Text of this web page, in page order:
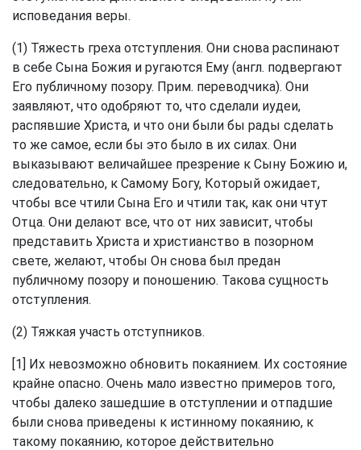
исповедания веры.
(1) Тяжесть греха отступления. Они снова распинают
в себе Сына Божия и ругаются Ему (англ. подвергают
Его публичному позору. Прим. переводчика). Они
заявляют, что одобряют то, что сделали иудеи,
распявшие Христа, и что они были бы рады сделать
то же самое, если бы это было в их силах. Они
выказывают величайшее презрение к Сыну Божию и,
следовательно, к Самому Богу, Который ожидает,
чтобы все чтили Сына Его и чтили так, как они чтут
Отца. Они делают все, что от них зависит, чтобы
представить Христа и христианство в позорном
свете, желают, чтобы Он снова был предан
публичному позору и поношению. Такова сущность
отступления.
(2) Тяжкая участь отступников.
[1] Их невозможно обновить покаянием. Их состояние
крайне опасно. Очень мало известно примеров того,
чтобы далеко зашедшие в отступлении и отпадшие
были снова приведены к истинному покаянию, к
такому покаянию, которое действительно